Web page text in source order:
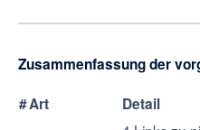
Zusammenfassung der
#Art Detail